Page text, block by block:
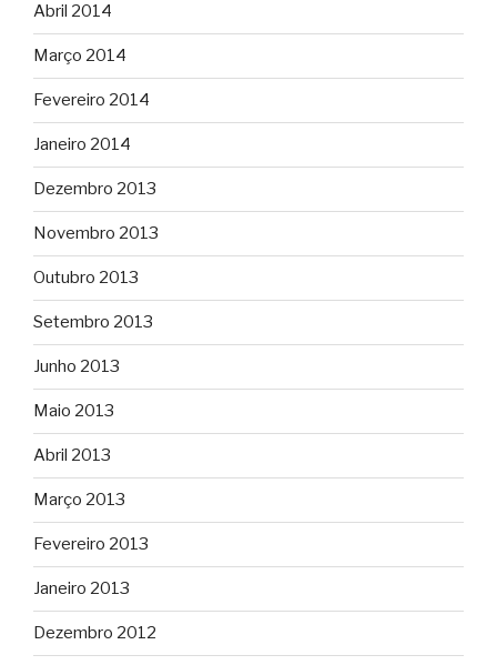
Abril 2014
Março 2014
Fevereiro 2014
Janeiro 2014
Dezembro 2013
Novembro 2013
Outubro 2013
Setembro 2013
Junho 2013
Maio 2013
Abril 2013
Março 2013
Fevereiro 2013
Janeiro 2013
Dezembro 2012